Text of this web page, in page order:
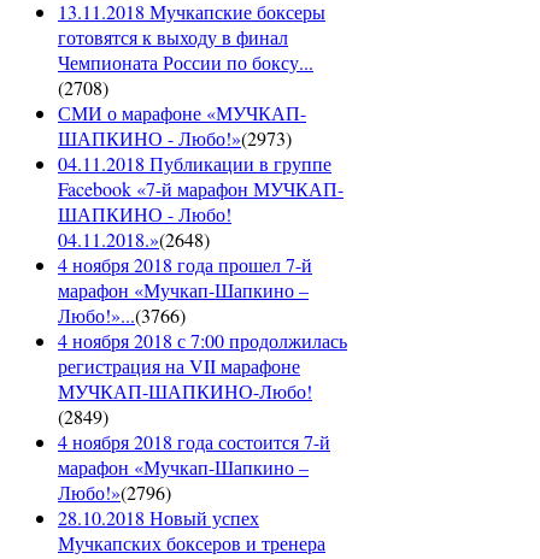
13.11.2018 Мучкапские боксеры
готовятся к выходу в финал
Чемпионата России по боксу...
(2708)
СМИ о марафоне «МУЧКАП-
ШАПКИНО - Любо!»(2973)
04.11.2018 Публикации в группе
Facebook «7-й марафон МУЧКАП-
ШАПКИНО - Любо!
04.11.2018.»(2648)
4 ноября 2018 года прошел 7-й
марафон «Мучкап-Шапкино –
Любо!»...(3766)
4 ноября 2018 с 7:00 продолжилась
регистрация на VII марафоне
МУЧКАП-ШАПКИНО-Любо!
(2849)
4 ноября 2018 года состоится 7-й
марафон «Мучкап-Шапкино –
Любо!»(2796)
28.10.2018 Новый успех
Мучкапских боксеров и тренера